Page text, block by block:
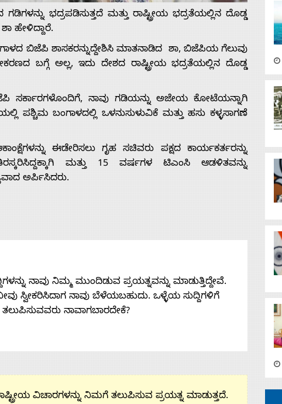
ಭದ್ರಪಡಿಸುತ್ತದೆ ಮತ್ತು ರಾಷ್ಟ್ರೀಯ ಭದ್ರತೆಯಲ್ಲಿನ ದೊಡ್ಡ
ಹೇಳಿದ್ದಾರೆ.
ಬಿಜೆಪಿ ಶಾಸಕರನ್ನುದ್ದೇಶಿಸಿ ಮಾತನಾಡಿದ ಶಾ, ಬಿಜೆಪಿಯ ಗೆಲುವು
ಬಗ್ಗೆ ಅಲ್ಲ, ಇದು ದೇಶದ ರಾಷ್ಟ್ರೀಯ ಭದ್ರತೆಯಲ್ಲಿನ ದೊಡ್ಡ
ಸರ್ಕಾರಗಳೊಂದಿಗೆ, ನಾವು ಗಡಿಯನ್ನು ಅಜೇಯ ಕೋಟೆಯನ್ನಾಗಿ
ಪಶ್ಚಿಮ ಬಂಗಾಳದಲ್ಲಿ ಒಳನುಸುಳುವಿಕೆ ಮತ್ತು ಹಸು ಕಳ್ಳಸಾಗಣೆ
ಈಡೇರಿಸಲು ಗೃಹ ಸಚಿವರು ಪಕ್ಷದ ಕಾರ್ಯಕರ್ತರನ್ನು
ಮತ್ತು 15 ವರ್ಷಗಳ ಟಿಎಂಸಿ ಆಡಳಿತವನ್ನು
ಅರ್ಪಿಸಿದರು.
ನಾವು ನಿಮ್ಮ ಮುಂದಿಡುವ ಪ್ರಯತ್ನವನ್ನು ಮಾಡುತ್ತಿದ್ದೇವೆ.
ಸ್ವೀಕರಿಸಿದಾಗ ನಾವು ಬೆಳೆಯಬಹುದು. ಒಳ್ಳೆಯ ಸುದ್ದಿಗಳಿಗೆ
ನಾವಾಗಬಾರದೇಕೆ?
ವಿಚಾರಗಳನ್ನು ನಿಮಗೆ ತಲುಪಿಸುವ ಪ್ರಯತ್ನ ಮಾಡುತ್ತದೆ.